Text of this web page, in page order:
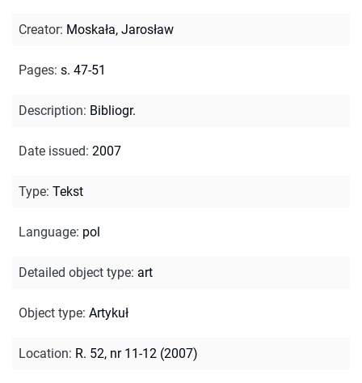
Creator: Moskała, Jarosław
Pages: s. 47-51
Description: Bibliogr.
Date issued: 2007
Type: Tekst
Language: pol
Detailed object type: art
Object type: Artykuł
Location: R. 52, nr 11-12 (2007)